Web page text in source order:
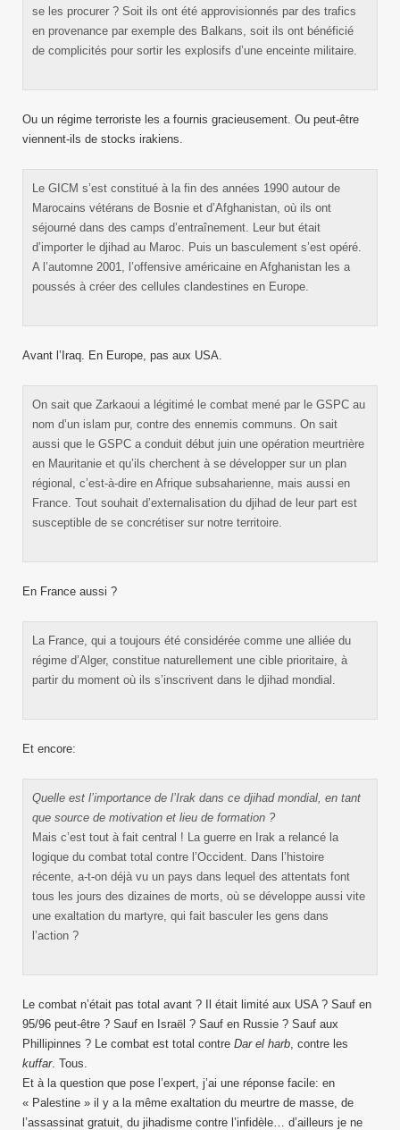
se les procurer ? Soit ils ont été approvisionnés par des trafics
en provenance par exemple des Balkans, soit ils ont bénéficié
de complicités pour sortir les explosifs d’une enceinte militaire.
Ou un régime terroriste les a fournis gracieusement. Ou peut-être
viennent-ils de stocks irakiens.
Le GICM s’est constitué à la fin des années 1990 autour de
Marocains vétérans de Bosnie et d’Afghanistan, où ils ont
séjourné dans des camps d’entraînement. Leur but était
d’importer le djihad au Maroc. Puis un basculement s’est opéré.
A l’automne 2001, l’offensive américaine en Afghanistan les a
poussés à créer des cellules clandestines en Europe.
Avant l’Iraq. En Europe, pas aux USA.
On sait que Zarkaoui a légitimé le combat mené par le GSPC au
nom d’un islam pur, contre des ennemis communs. On sait
aussi que le GSPC a conduit début juin une opération meurtrière
en Mauritanie et qu’ils cherchent à se développer sur un plan
régional, c’est-à-dire en Afrique subsaharienne, mais aussi en
France. Tout souhait d’externalisation du djihad de leur part est
susceptible de se concrétiser sur notre territoire.
En France aussi ?
La France, qui a toujours été considérée comme une alliée du
régime d’Alger, constitue naturellement une cible prioritaire, à
partir du moment où ils s’inscrivent dans le djihad mondial.
Et encore:
Quelle est l’importance de l’Irak dans ce djihad mondial, en tant
que source de motivation et lieu de formation ?
Mais c’est tout à fait central ! La guerre en Irak a relancé la
logique du combat total contre l’Occident. Dans l’histoire
récente, a-t-on déjà vu un pays dans lequel des attentats font
tous les jours des dizaines de morts, où se développe aussi vite
une exaltation du martyre, qui fait basculer les gens dans
l’action ?
Le combat n’était pas total avant ? Il était limité aux USA ? Sauf en
95/96 peut-être ? Sauf en Israël ? Sauf en Russie ? Sauf aux
Phillipinnes ? Le combat est total contre Dar el harb, contre les
kuffar. Tous.
Et à la question que pose l’expert, j’ai une réponse facile: en
« Palestine » il y a la même exaltation du meurtre de masse, de
l’assassinat gratuit, du jihadisme contre l’infidèle… d’ailleurs je ne